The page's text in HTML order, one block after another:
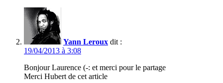
Yann Leroux dit :
19/04/2013 à 3:08
Bonjour Laurence (-: et merci pour le partage
Merci Hubert de cet article